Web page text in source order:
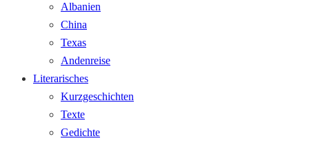
Albanien
China
Texas
Andenreise
Literarisches
Kurzgeschichten
Texte
Gedichte